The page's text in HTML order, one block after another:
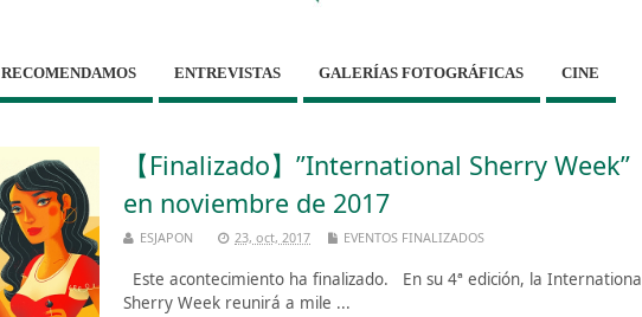
RECOMENDAMOS ENTREVISTAS GALERÍAS FOTOGRÁFICAS CINE
【Finalizado】”International Sherry Week”
en noviembre de 2017
ESJAPON 23, oct, 2017 EVENTOS FINALIZADOS
Este acontecimiento ha finalizado. En su 4ª edición, la International
Sherry Week reunirá a mile ...